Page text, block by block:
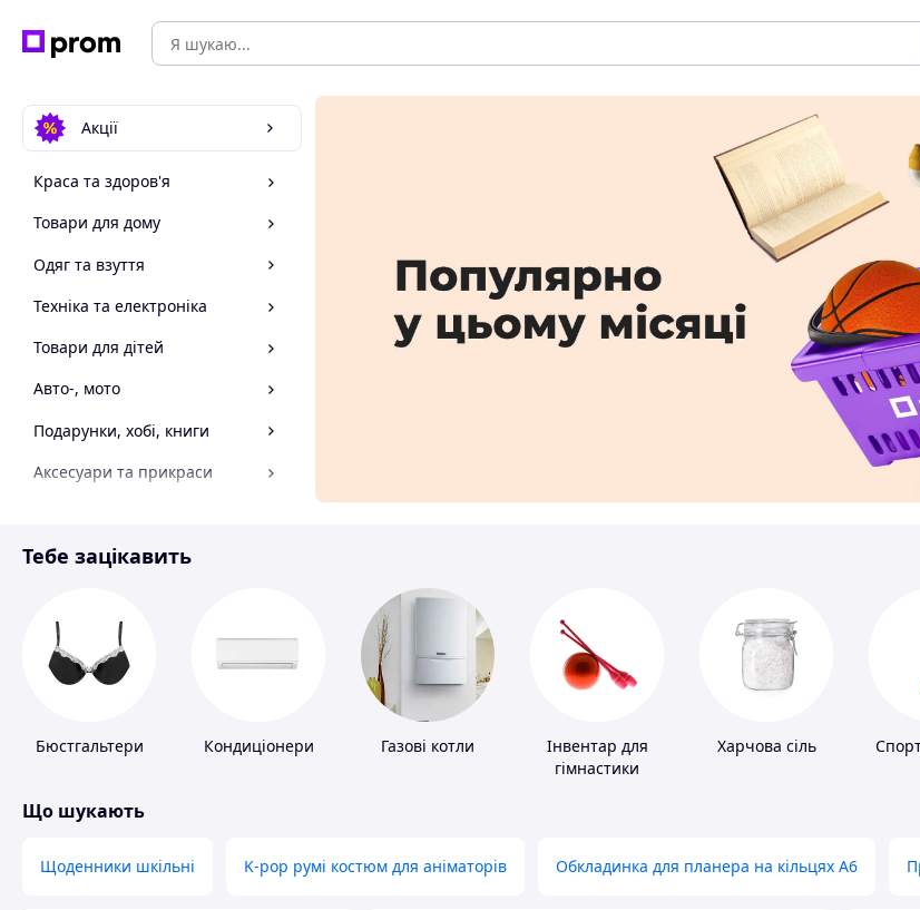
Акції
Краса та здоров'я
Товари для дому
Одяг та взуття
Техніка та електроніка
Товари для дітей
Авто-, мото
Подарунки, хобі, книги
Аксесуари та прикраси
Спорт і відпочинок
Тебе зацікавить
Бюстгальтери Кондиціонери Газові котли
Інвентар для
гімнастики
Харчова сіль
Що шукають
Щоденники шкільні K-pop румі костюм для аніматорів Обкладинка для планера на кільцях А6